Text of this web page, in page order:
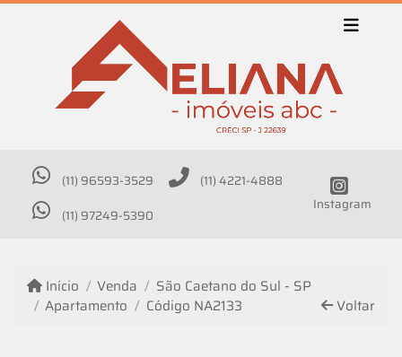
(11) 96593-3529
(11) 4221-4888
(11) 97249-5390
Instagram
Início Venda
São Caetano do Sul - SP
Apartamento
Código NA2133 Voltar